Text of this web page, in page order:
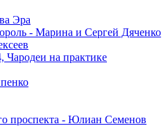
Эра
- Марина и Сергей Дяченко
Чародеи на практике
проспекта - Юлиан Семенов